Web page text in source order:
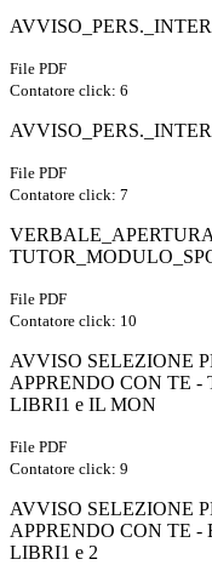
File PDF
Contatore click: 6
File PDF
Contatore click: 7
File PDF
Contatore click: 10
AVVISO SELEZIONE
APPRENDO CON TE
LIBRI1 e IL MON
File PDF
Contatore click: 9
AVVISO SELEZIONE
APPRENDO CON TE
LIBRI1 e 2